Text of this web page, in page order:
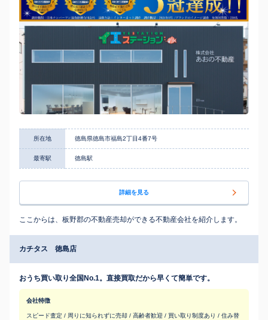
所在地 徳島県徳島市福島2丁目4番7号
最寄駅 徳島駅
詳細を見る
ここからは、板野郡の不動産売却ができる不動産会社を紹介します。
カチタス 徳島店
おうち買い取り全国No.1。直接買取だから早くて簡単です。
会社特徴
スピード査定 / 周りに知られずに売却 / 高齢者歓迎 / 買い取り制度あり / 住み替